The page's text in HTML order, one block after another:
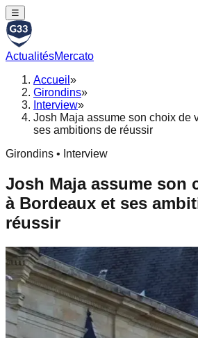
☰
ActualitésMercato
Accueil »
Girondins»
Interview»
Josh Maja assume son choix de
ses ambitions de réussir
Girondins • Interview
Josh Maja assume son
à Bordeaux et ses
réussir